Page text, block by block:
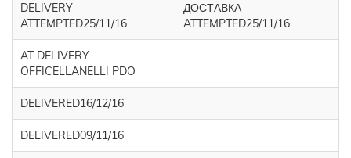
DELIVERY
ATTEMPTED25/11/16
ДОСТАВКА
ATTEMPTED25/11/16
AT DELIVERY
OFFICELLANELLI PDO
DELIVERED16/12/16
DELIVERED09/11/16